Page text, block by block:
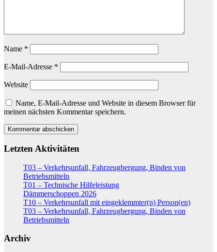
Name *
E-Mail-Adresse *
Website
Name, E-Mail-Adresse und Website in diesem Browser für
meinen nächsten Kommentar speichern.
Letzten Aktivitäten
T03 – Verkehrsunfall, Fahrzeugbergung, Binden von
Betriebsmitteln
T01 – Technische Hilfeleistung
Dämmerschoppen 2026
T10 – Verkehrsunfall mit eingeklemmter(n) Person(en)
T03 – Verkehrsunfall, Fahrzeugbergung, Binden von
Betriebsmitteln
Archiv